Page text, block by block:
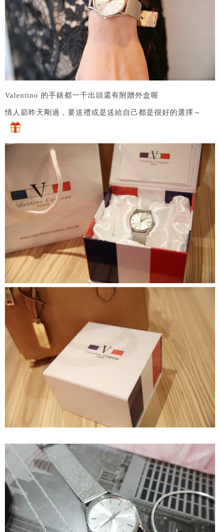
Valentino 的手錶都一千出頭還有附贈外盒喔
情人節昨天剛過，要送禮或是送給自己都是很好的選擇～